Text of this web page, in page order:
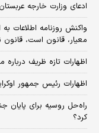
ادعای وزارت خارجه
واکنش روزنامه اطلاعات
معیار، قانون است،
اظهارات تازه ظریف درباره
اظهارات رئیس جمهور
راه‌حل روسیه برای پایان
کرد؟